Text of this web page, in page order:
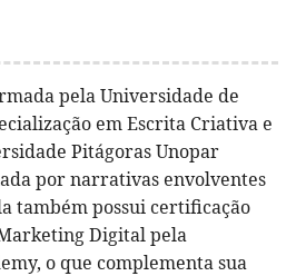
pela Universidade de
em Escrita Criativa e
Pitágoras Unopar
por narrativas envolventes
também possui certificação
Digital pela
o que complementa sua